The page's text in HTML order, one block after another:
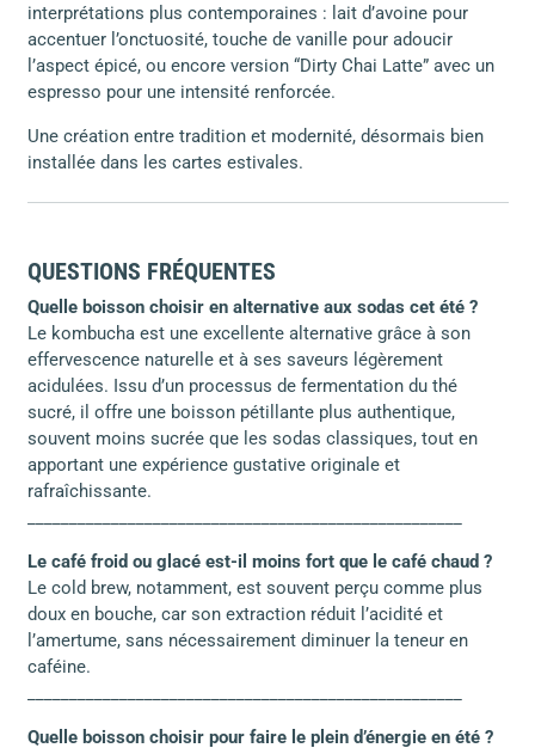
interprétations plus contemporaines : lait d’avoine pour
accentuer l’onctuosité, touche de vanille pour adoucir
l’aspect épicé, ou encore version “Dirty Chai Latte” avec un
espresso pour une intensité renforcée.
Une création entre tradition et modernité, désormais bien
installée dans les cartes estivales.
QUESTIONS FRÉQUENTES
Quelle boisson choisir en alternative aux sodas cet été ?
Le kombucha est une excellente alternative grâce à son
effervescence naturelle et à ses saveurs légèrement
acidulées. Issu d’un processus de fermentation du thé
sucré, il offre une boisson pétillante plus authentique,
souvent moins sucrée que les sodas classiques, tout en
apportant une expérience gustative originale et
rafraîchissante.
Le café froid ou glacé est-il moins fort que le café chaud ?
Le cold brew, notamment, est souvent perçu comme plus
doux en bouche, car son extraction réduit l’acidité et
l’amertume, sans nécessairement diminuer la teneur en
caféine.
Quelle boisson choisir pour faire le plein d’énergie en été ?